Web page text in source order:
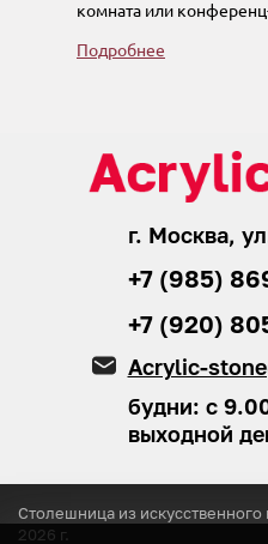
комната или
Подробнее
г. Москва,
+7 (985)
+7 (920)
Acrylic-
будни: с
выходной
Столешница из
2026 г.